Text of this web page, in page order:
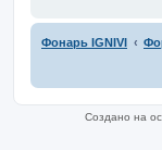
Фонарь IGNIVI
Создано на